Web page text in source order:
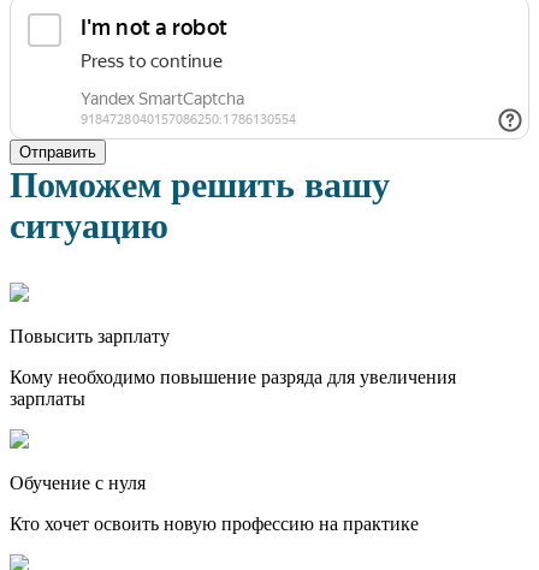
Отправить
Поможем решить вашу
ситуацию
Повысить зарплату
Кому необходимо повышение разряда для увеличения
зарплаты
Обучение с нуля
Кто хочет освоить новую профессию на практике